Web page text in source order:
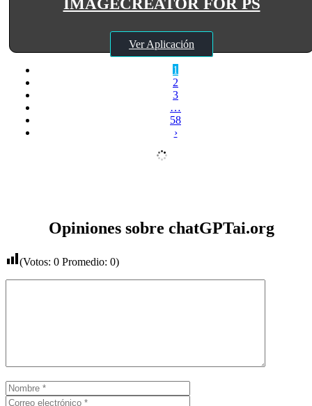
IMAGECREATOR FOR PS
Ver Aplicación
1
2
3
…
58
›
Opiniones sobre chatGPTai.org
(Votos: 0 Promedio: 0)
Nombre
electrónico